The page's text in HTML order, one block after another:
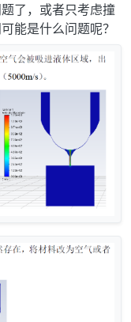
了，或者只考虑撞
能是什么问题呢？